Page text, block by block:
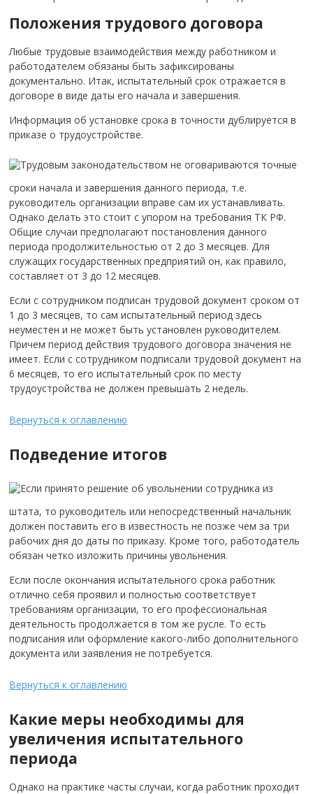
Положения трудового договора
Любые трудовые взаимодействия между работником и
работодателем обязаны быть зафиксированы
документально. Итак, испытательный срок отражается в
договоре в виде даты его начала и завершения.
Информация об установке срока в точности дублируется в
приказе о трудоустройстве.
Трудовым законодательством не оговариваются точные
сроки начала и завершения данного периода, т.е.
руководитель организации вправе сам их устанавливать.
Однако делать это стоит с упором на требования ТК РФ.
Общие случаи предполагают постановления данного
периода продолжительностью от 2 до 3 месяцев. Для
служащих государственных предприятий он, как правило,
составляет от 3 до 12 месяцев.
Если с сотрудником подписан трудовой документ сроком от
1 до 3 месяцев, то сам испытательный период здесь
неуместен и не может быть установлен руководителем.
Причем период действия трудового договора значения не
имеет. Если с сотрудником подписали трудовой документ на
6 месяцев, то его испытательный срок по месту
трудоустройства не должен превышать 2 недель.
Вернуться к оглавлению
Подведение итогов
Если принято решение об увольнении сотрудника из
штата, то руководитель или непосредственный начальник
должен поставить его в известность не позже чем за три
рабочих дня до даты по приказу. Кроме того, работодатель
обязан четко изложить причины увольнения.
Если после окончания испытательного срока работник
отлично себя проявил и полностью соответствует
требованиям организации, то его профессиональная
деятельность продолжается в том же русле. То есть
подписания или оформление какого-либо дополнительного
документа или заявления не потребуется.
Вернуться к оглавлению
Какие меры необходимы для
увеличения испытательного
периода
Однако на практике часты случаи, когда работник проходит